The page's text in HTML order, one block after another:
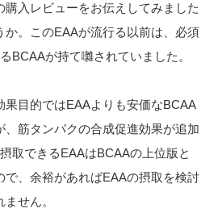
購入レビューをお伝えしてみました
か。このEAAが流行る以前は、必須
BCAAが持て囃されていました。
果目的ではEAAよりも安価なBCAA
、筋タンパクの合成促進効果が追加
取できるEAAはBCAAの上位版と
で、余裕があればEAAの摂取を検討
せん。